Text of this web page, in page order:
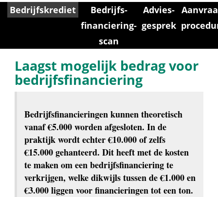
Bedrijfskrediet
Bedrijfs­
financiering­
scan
Advies­
gesprek
Laagst mogelijk bedrag voor
bedrijfsfinanciering
Bedrijfsfinancieringen kunnen theoretisch
vanaf €5.000 worden afgesloten. In de
praktijk wordt echter €10.000 of zelfs
€15.000 gehanteerd. Dit heeft met de kosten
te maken om een bedrijfsfinanciering te
verkrijgen, welke dikwijls tussen de €1.000 en
€3.000 liggen voor financieringen tot een ton.